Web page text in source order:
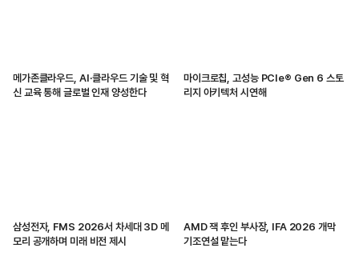
메가존클라우드, AI·클라우드 기술 및 혁
신 교육 통해 글로벌 인재 양성한다
마이크로칩, 고성능 PCIe® Gen 6 스토
리지 아키텍처 시연해
삼성전자, FMS 2026서 차세대 3D 메
모리 공개하며 미래 비전 제시
AMD 잭 후인 부사장, IFA 2026 개막
기조연설 맡는다